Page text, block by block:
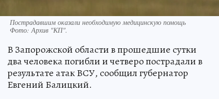
Пострадавшим оказали необходимую медицинскую помощь
Фото:Архив "КП".
В Запорожской области в прошедшие сутки
два человека погибли и четверо пострадали в
результате атак ВСУ, сообщил губернатор
Евгений Балицкий.